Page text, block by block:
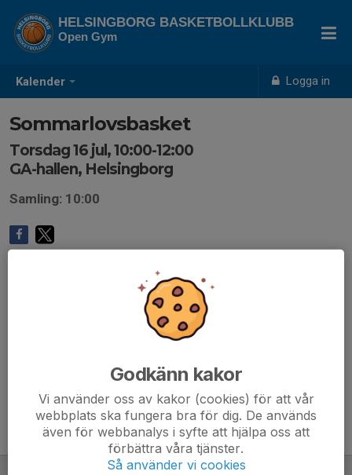
Kalender Logga in
HELSINGBORG BASKETBOLLKLUBB
Open Gym
Sommarlovsbasket
Torsdag 16 jul, 10:00-12:00
GA-hallen, Helsingborg
Samling: 10:00
Godkänn kakor
Vi använder oss av kakor (cookies) för att vår
webbplats ska fungera bra för dig. De används
även för webbanalys i syfte att hjälpa oss att
förbättra våra tjänster.
Så använder vi cookies